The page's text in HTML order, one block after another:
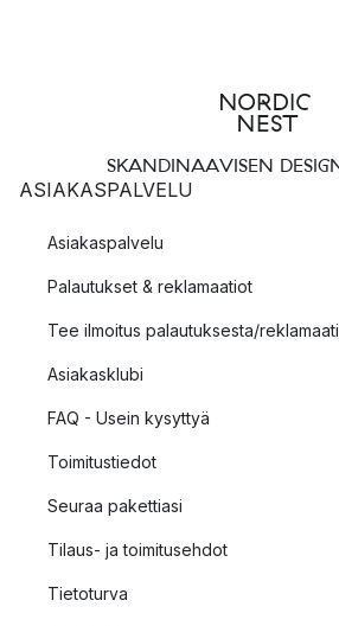
SKANDINAAVISEN
ASIAKASPALVELU
Asiakaspalvelu
Palautukset & reklamaatiot
Tee ilmoitus palautuksesta/
Asiakasklubi
FAQ - Usein kysyttyä
Toimitustiedot
Seuraa pakettiasi
Tilaus- ja toimitusehdot
Tietoturva